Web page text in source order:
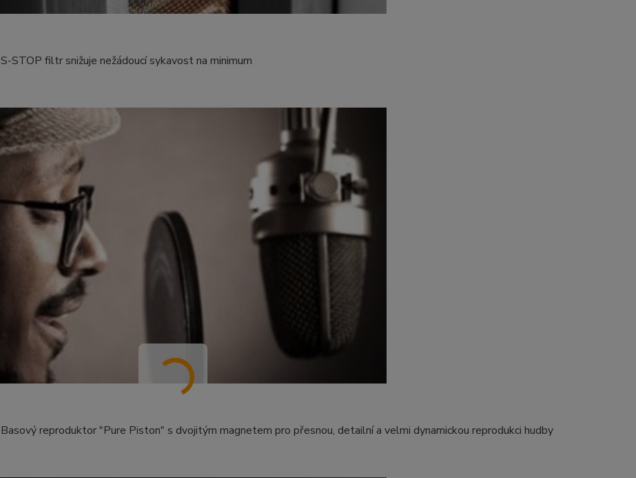
S-STOP filtr snižuje nežádoucí sykavost na minimum
Basový reproduktor "Pure Piston" s dvojitým magnetem pro přesnou, detailní a velmi dynamickou reprodukci hudby